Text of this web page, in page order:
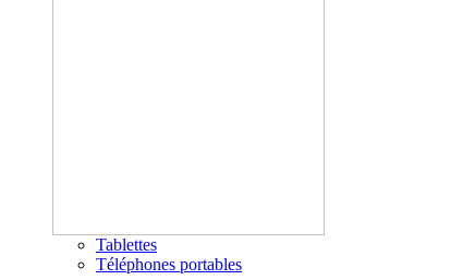
Tablettes
Téléphones portables